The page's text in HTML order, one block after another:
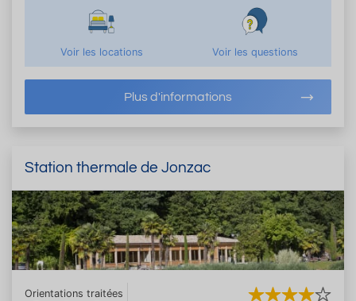
Voir les locations Voir les questions
Plus d'informations
Station thermale de Jonzac
Orientations traitées